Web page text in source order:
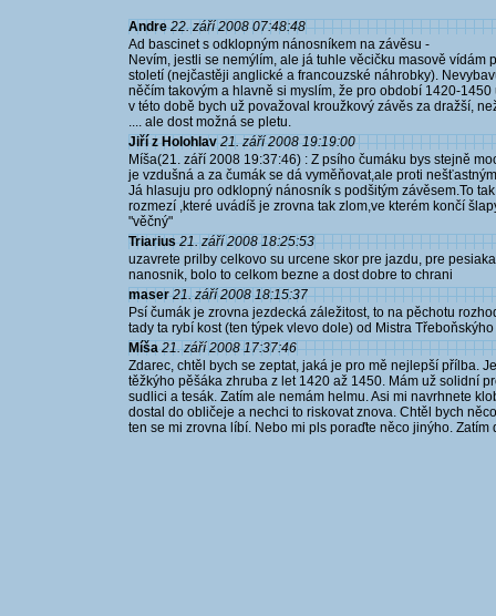
Andre 22. září 2008 07:48:48
Ad bascinet s odklopným nánosníkem na závěsu -
Nevím, jestli se nemýlím, ale já tuhle věcičku masově
století (nejčastěji anglické a francouzské náhrobky).
něčím takovým a hlavně si myslím, že pro období 1420-
v této době bych už považoval kroužkový závěs za dražší,
.... ale dost možná se pletu.
Jiří z Holohlav 21. září 2008 19:19:00
Míša(21. září 2008 19:37:46) : Z psího čumáku bys stejně
je vzdušná a za čumák se dá vyměňovat,ale proti
Já hlasuju pro odklopný nánosník s podšitým závěsem.To
rozmezí ,které uvádíš je zrovna tak zlom,ve kterém končí
"věčný"
Triarius 21. září 2008 18:25:53
uzavrete prilby celkovo su urcene skor pre jazdu, pre
nanosnik, bolo to celkom bezne a dost dobre to chrani
maser 21. září 2008 18:15:37
Psí čumák je zrovna jezdecká záležitost, to na pěchotu
tady ta rybí kost (ten týpek vlevo dole) od Mistra
Míša 21. září 2008 17:37:46
Zdarec, chtěl bych se zeptat, jaká je pro mě nejlepší přílba.
těžkýho pěšáka zhruba z let 1420 až 1450. Mám už solidní
sudlici a tesák. Zatím ale nemám helmu. Asi mi navrhnete
dostal do obličeje a nechci to riskovat znova. Chtěl bych
ten se mi zrovna líbí. Nebo mi pls poraďte něco jinýho. Zatím